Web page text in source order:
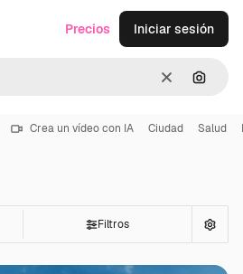
Borrar
Precios Iniciar sesión
Crea un vídeo con IA Ciudad Salud
Filtros